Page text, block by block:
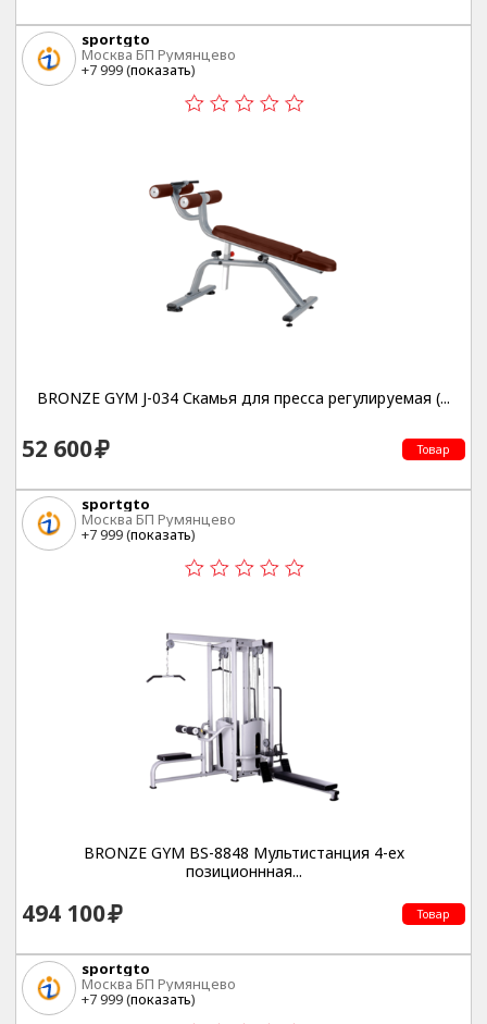
sportgto
Москва БП Румянцево
+7 999 (показать)
BRONZE GYM J-034 Скамья для пресса регулируемая (...
52 600 Товар
sportgto
Москва БП Румянцево
+7 999 (показать)
BRONZE GYM BS-8848 Мультистанция 4-ех
позиционнная...
494 100 Товар
sportgto
Москва БП Румянцево
+7 999 (показать)